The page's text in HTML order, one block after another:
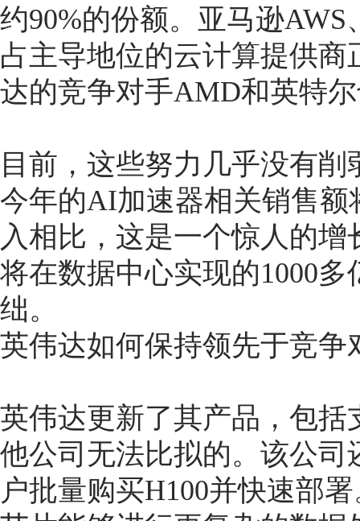
约90%的份额。亚马逊AWS
占主导地位的云计算提供
达的竞争对手AMD和英特
目前，这些努力几乎没有
今年的AI加速器相关销售额
入相比，这是一个惊人的
将在数据中心实现的1000
绌。
英伟达如何保持领先于竞争
英伟达更新了其产品，包
他公司无法比拟的。该公
户批量购买H100并快速部